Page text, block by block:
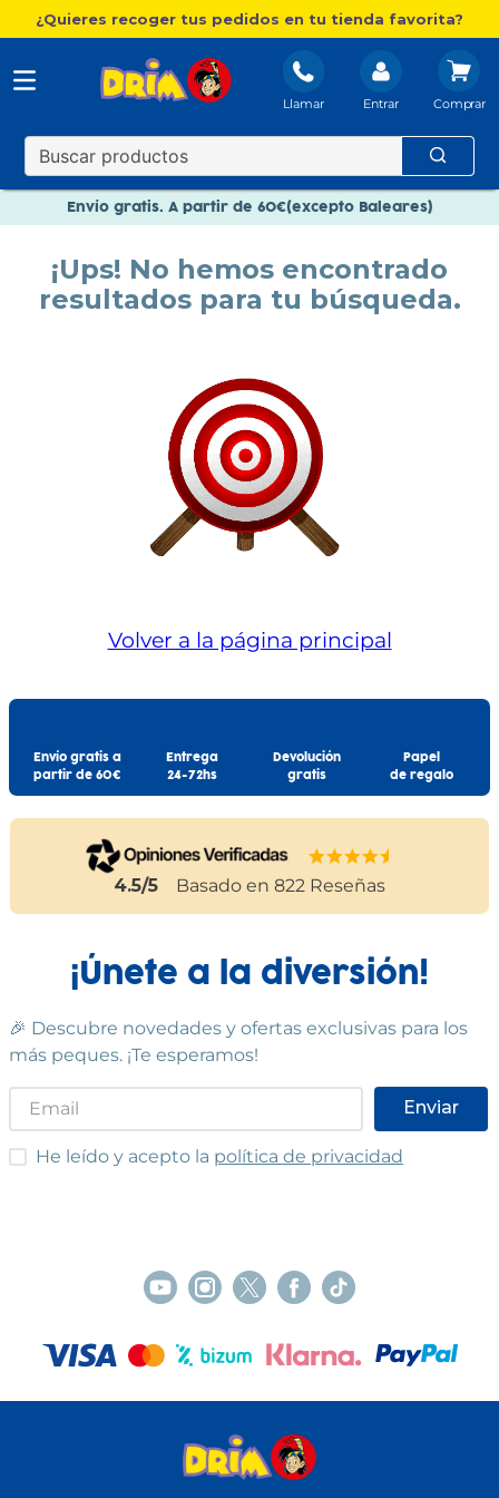
¿Quieres recoger tus pedidos en tu tienda favorita?
Llamar Entrar
Envío gratis. A partir de 60€(excepto Baleares)
Nuevo catálogo Aire Libre
Paga en 3 plazos sin intereses
¡Ups! No hemos encontrado
resultados para tu búsqueda.
Volver a la página principal
Envío gratis a
partir de 60€
Entrega
24-72hs
Devolución
gratis
Papel
de regalo
4.5/5 Basado en 822 Reseñas
¡Únete a la diversión!
🎉 Descubre novedades y ofertas exclusivas para los
más peques. ¡Te esperamos!
Enviar
He leído y acepto las condiciones
He leído y acepto la política de privacidad